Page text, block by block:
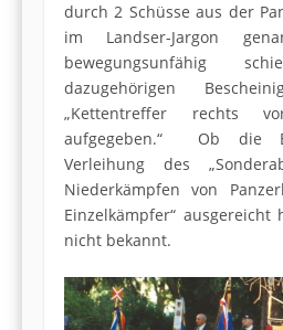
durch 2 Schüsse aus der
im Landser-Jargon
bewegungsunfähig
dazugehörigen
„Kettentreffer rechts
aufgegeben.“ Ob die
Verleihung des
Niederkämpfen von
Einzelkämpfer“
nicht bekannt.